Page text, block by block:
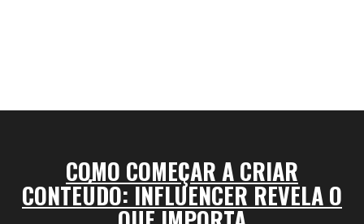
COMO COMEÇAR A CRIAR
CONTEÚDO: INFLUENCER REVELA O